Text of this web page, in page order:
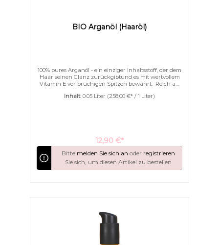
BIO Arganöl (Haaröl)
100% pures Arganöl - ein einziger Inhaltsstoff, der dem
Haar seinen Glanz zurückgibtund es mit wertvollem
Vitamin E vor brüchigen Spitzen bewahrt. Reich an
aus MarokkoFür jede Haarstruktur | Auch für die
Inhalt: 0.05 Liter (258,00 €* / 1 Liter)
12,90 €*
Bitte melden Sie sich an oder registrieren
Sie sich, um diesen Artikel zu bestellen